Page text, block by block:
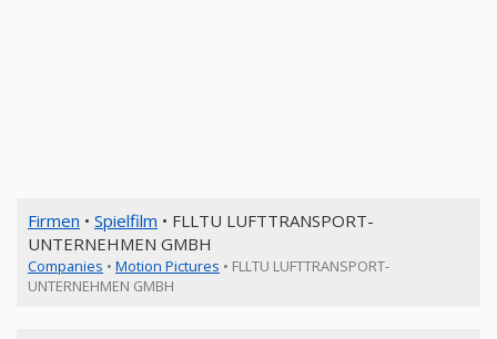
Firmen • Spielfilm • FLLTU LUFTTRANSPORT-
UNTERNEHMEN GMBH
Companies • Motion Pictures • FLLTU LUFTTRANSPORT-
UNTERNEHMEN GMBH